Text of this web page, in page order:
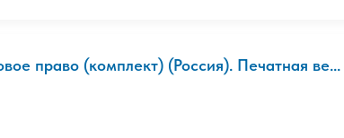
право (комплект) (Россия). Печатная ве...